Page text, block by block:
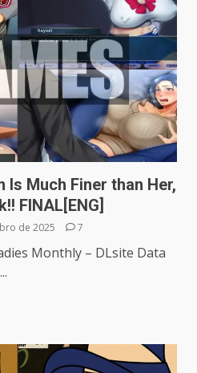
Is Much Finer than Her,
FINAL[ENG]
de 2025 7
Monthly – DLsite Data